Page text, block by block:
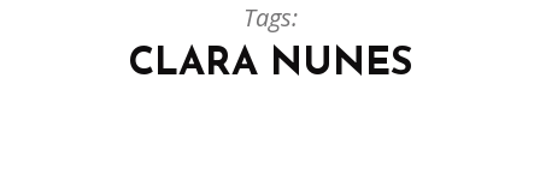
Tags:
CLARA NUNES